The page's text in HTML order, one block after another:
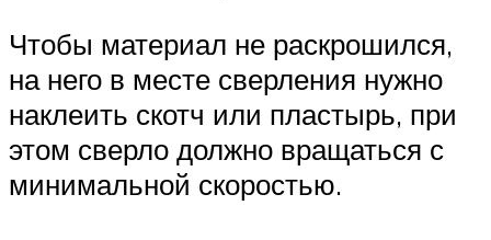
Чтобы материал не раскрошился,
на него в месте сверления нужно
наклеить скотч или пластырь, при
этом сверло должно вращаться с
минимальной скоростью.